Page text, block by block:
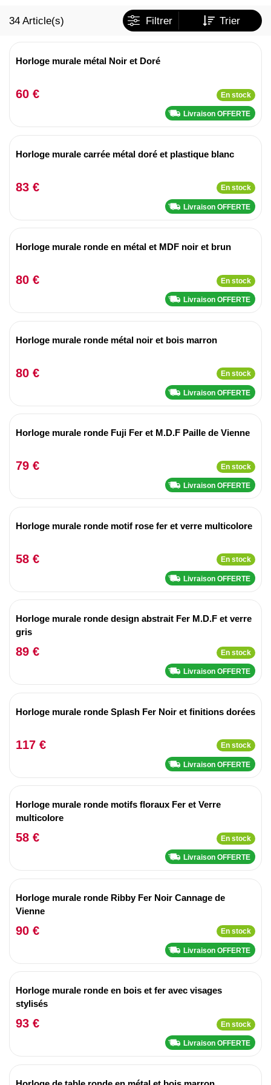
34 Article(s) Filtrer Trier
Horloge murale métal Noir et Doré
60 € En stock
Livraison OFFERTE
Horloge murale carrée métal doré et plastique blanc
83 € En stock
Livraison OFFERTE
Horloge murale ronde en métal et MDF noir et brun
80 € En stock
Livraison OFFERTE
Horloge murale ronde métal noir et bois marron
80 € En stock
Livraison OFFERTE
Horloge murale ronde Fuji Fer et M.D.F Paille de Vienne
79 € En stock
Livraison OFFERTE
Horloge murale ronde motif rose fer et verre multicolore
58 € En stock
Livraison OFFERTE
Horloge murale ronde design abstrait Fer M.D.F et verre
gris
89 € En stock
Livraison OFFERTE
Horloge murale ronde Splash Fer Noir et finitions dorées
117 € En stock
Livraison OFFERTE
Horloge murale ronde motifs floraux Fer et Verre
multicolore
58 € En stock
Livraison OFFERTE
Horloge murale ronde Ribby Fer Noir Cannage de
Vienne
90 € En stock
Livraison OFFERTE
Horloge murale ronde en bois et fer avec visages
stylisés
93 € En stock
Livraison OFFERTE